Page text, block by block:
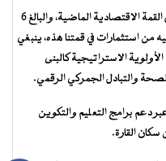
وإن ما تم التعهد به من استثمارات كورية خلال القمة الاقتصادية الماضية، والبالغ 6
من استثمارات في قمتنا هذه، ينبغي
الاستراتيجية كالبنى
والتبادل الجمركي الرقمي.
دعم برامج التعليم والتكوين